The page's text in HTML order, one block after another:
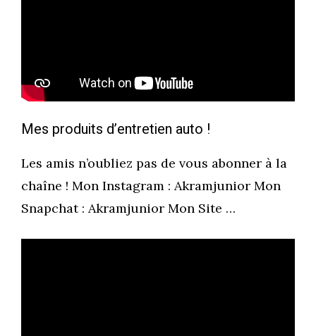
Mes produits d’entretien auto !
Les amis n’oubliez pas de vous abonner à la
chaîne ! Mon Instagram : Akramjunior Mon
Snapchat : Akramjunior Mon Site …